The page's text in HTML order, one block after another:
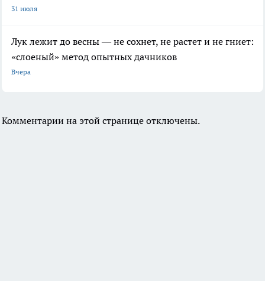
31 июля
Лук лежит до весны — не сохнет, не растет и не гниет:
«слоеный» метод опытных дачников
Вчера
Комментарии на этой странице отключены.